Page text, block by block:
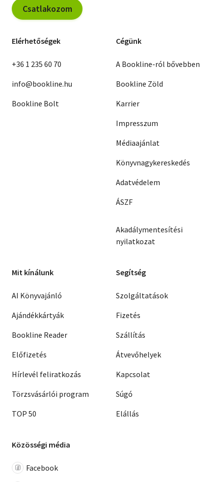
Csatlakozom
Elérhetőségek
+36 1 235 60 70
info@bookline.hu
Bookline Bolt
Cégünk
A Bookline-ról bővebben
Bookline Zöld
Karrier
Impresszum
Médiaajánlat
Könyvnagykereskedés
Adatvédelem
ÁSZF
Akadálymentesítési
nyilatkozat
Mit kínálunk
AI Könyvajánló
Ajándékkártyák
Bookline Reader
Előfizetés
Hírlevél feliratkozás
Törzsvásárlói program
TOP 50
Segítség
Szolgáltatások
Fizetés
Szállítás
Átvevőhelyek
Kapcsolat
Súgó
Elállás
Közösségi média
Facebook